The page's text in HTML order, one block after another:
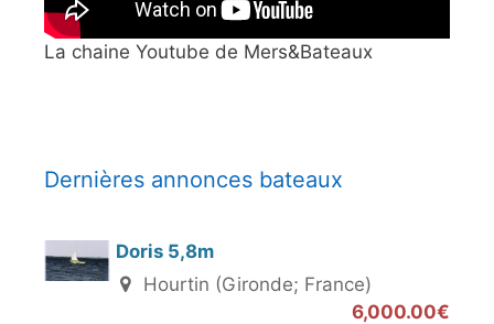
La chaine Youtube de Mers&Bateaux
Dernières annonces bateaux
Doris 5,8m
Hourtin (Gironde; France)
6,000.00€